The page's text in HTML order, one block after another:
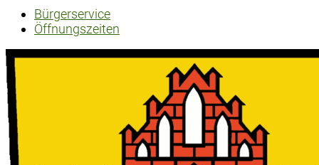
Bürgerservice
Öffnungszeiten